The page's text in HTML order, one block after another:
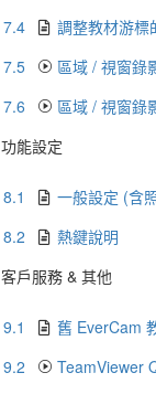
7.4
調整教材游標
7.5
區域 / 視窗錄
7.6
區域 / 視窗錄
功能設定
8.1
一般設定 (含
8.2
熱鍵說明
客戶服務 & 其他
9.1
舊 EverCam
9.2
TeamViewer